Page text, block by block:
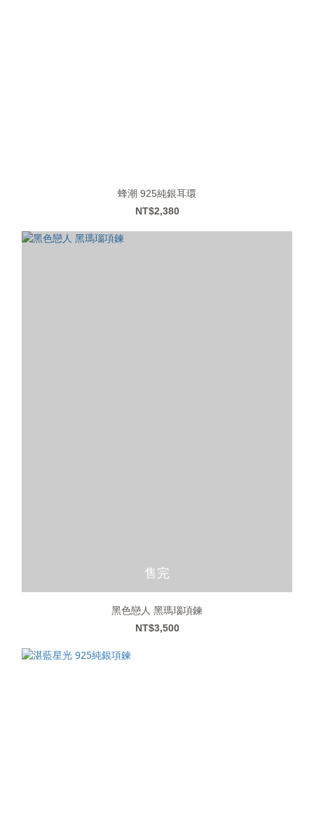
蜂潮 925純銀耳環
NT$2,380
售完
黑色戀人 黑瑪瑙項鍊
NT$3,500